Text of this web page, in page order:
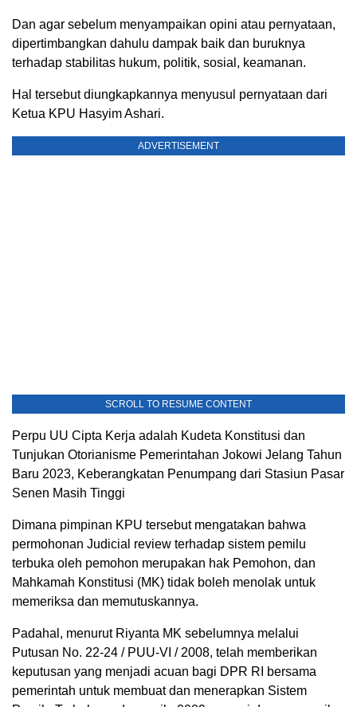
Dan agar sebelum menyampaikan opini atau pernyataan,
dipertimbangkan dahulu dampak baik dan buruknya
terhadap stabilitas hukum, politik, sosial, keamanan.
Hal tersebut diungkapkannya menyusul pernyataan dari
Ketua KPU Hasyim Ashari.
ADVERTISEMENT
SCROLL TO RESUME CONTENT
Perpu UU Cipta Kerja adalah Kudeta Konstitusi dan
Tunjukan Otorianisme Pemerintahan Jokowi Jelang Tahun
Baru 2023, Keberangkatan Penumpang dari Stasiun Pasar
Senen Masih Tinggi
Dimana pimpinan KPU tersebut mengatakan bahwa
permohonan Judicial review terhadap sistem pemilu
terbuka oleh pemohon merupakan hak Pemohon, dan
Mahkamah Konstitusi (MK) tidak boleh menolak untuk
memeriksa dan memutuskannya.
Padahal, menurut Riyanta MK sebelumnya melalui
Putusan No. 22-24 / PUU-VI / 2008, telah memberikan
keputusan yang menjadi acuan bagi DPR RI bersama
pemerintah untuk membuat dan menerapkan Sistem